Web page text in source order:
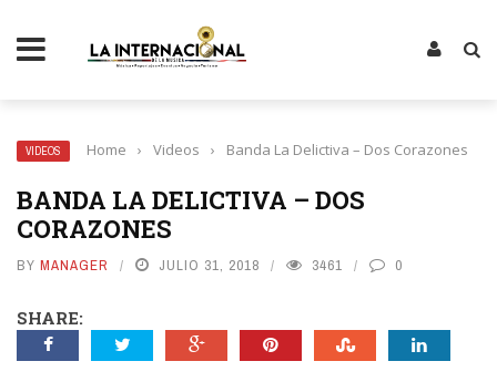
VIDEOS Home › Videos › Banda La Delictiva – Dos Corazones
BANDA LA DELICTIVA – DOS
CORAZONES
BY MANAGER JULIO 31, 2018 3461 0
SHARE: